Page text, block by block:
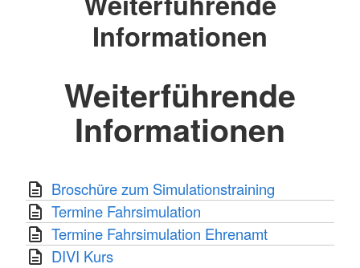
Informationen
Weiterführende
Informationen
Broschüre zum Simulationstraining
Termine Fahrsimulation
Termine Fahrsimulation Ehrenamt
DIVI Kurs